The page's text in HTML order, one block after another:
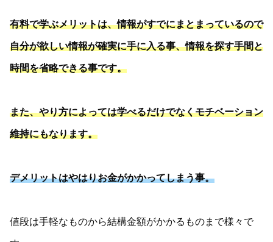
有料で学ぶメリットは、情報がすでにまとまっているので
自分が欲しい情報が確実に手に入る事、情報を探す手間と
時間を省略できる事です。
また、やり方によっては学べるだけでなくモチベーション
維持にもなります。
デメリットはやはりお金がかかってしまう事。
値段は手軽なものから結構金額がかかるものまで様々で